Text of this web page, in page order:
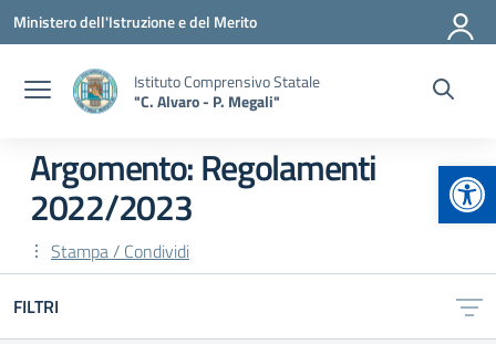
Vai ai contenuti
Vai al menu di navigazione
Vai al footer
Ministero dell'Istruzione e del Merito
Istituto Comprensivo Statale
"C. Alvaro - P. Megali"
Argomento: Regolamenti
2022/2023
Stampa / Condividi
FILTRI